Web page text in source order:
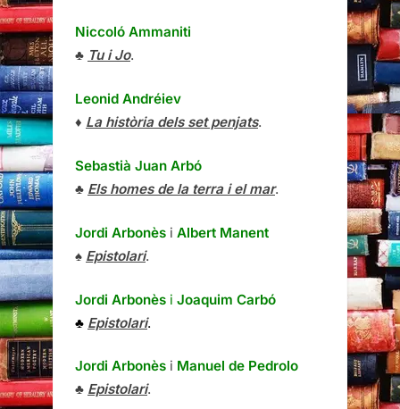
Niccoló Ammaniti
♣ Tu i Jo.
Leonid Andréiev
♦ La història dels set penjats.
Sebastià Juan Arbó
♣ Els homes de la terra i el mar.
Jordi Arbonès i Albert Manent
♠ Epistolari.
Jordi Arbonès i Joaquim Carbó
♣ Epistolari.
Jordi Arbonès i Manuel de Pedrolo
♣ Epistolari.